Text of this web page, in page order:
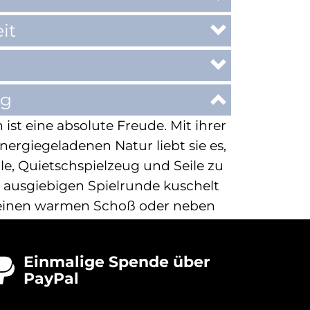
ist eine absolute Freude. Mit ihrer
Natur liebt sie es,
Quietschspielzeug und Seile zu
ausgiebigen Spielrunde kuschelt
warmen Schoß oder neben
Sie lebt in einem Haushalt mit
und es gibt selten Konflikte. Ihre
Art ermöglicht es ihr,
Einmalige Spende über
PayPal